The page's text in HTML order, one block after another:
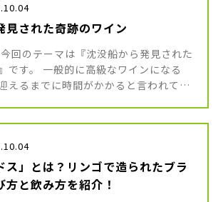
見された奇跡のワイン
回のテーマは『沈没船から発見された
です。 一般的に高級なワインになる
えるまでに時間がかかると言われてお
ス」とは？リンゴで造られたブラ
方と飲み方を紹介！